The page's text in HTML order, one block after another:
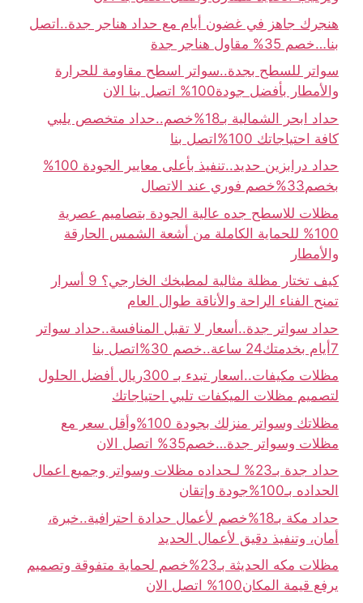
هنجرك جاهز في غضون أيام مع حداد هناجر جدة..اتصل
بنا…خصم 35% مقاول هناجر جدة
سواتر للسطح بجدة..سواتر اسطح مقاومة للحرارة
والأمطار بأفضل جودة100% اتصل بنا الان
حداد ابحر الشمالية بـ18%خصم..حداد متخصص يلبي
كافة احتياجاتك 100%اتصل بنا
حداد درابزين حديد..تنفيذ بأعلى معايير الجودة 100%
بخصم33%خصم فوري عند الاتصال
مظلات للاسطح جده عالية الجودة بتصاميم عصرية
100% للحماية الكاملة من أشعة الشمس الحارقة
والأمطار
كيف تختار مظلة مثالية لمطبخك الخارجي؟ 9 أسرار
تمنح الفناء الراحة والأناقة طوال العام
حداد سواتر جدة..أسعار لا تقبل المنافسة..حداد سواتر
7أيام بخدمتك24 ساعة..خصم 30%اتصل بنا
مظلات مكيفات..اسعار تبدء بـ 300ريال أفضل الحلول
لتصميم مظلات الميكفات تلبي احتياجاتك
مظلاتك وسواتر منزلك بجودة 100%وأقل سعر مع
مظلات وسواتر جدة…خصم35% اتصل الان
حداد جدة بـ23% لـحداده مظلات وسواتر وجميع اعمال
الحداده بـ100%جودة وإتقان
حداد مكة بـ18%خصم لأعمال حدادة احترافية..خبرة،
أمان، وتنفيذ دقيق لأعمال الحديد
مظلات مكه الحديثة بـ23%خصم لحماية متفوقة وتصميم
يرفع قيمة المكان100% اتصل الان